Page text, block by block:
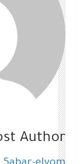
Author